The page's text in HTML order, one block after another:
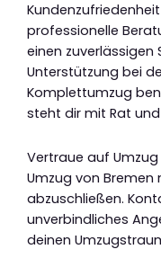
professionelle
einen zuverlässigen
Unterstützung bei
Komplettumzug
steht dir mit Rat und
Vertraue auf
Umzug von Bremen
abzuschließen.
unverbindliches
deinen